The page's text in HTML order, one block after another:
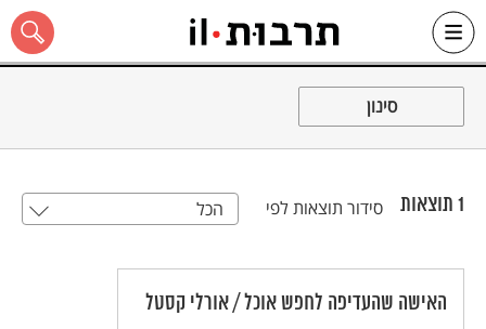
Skip
כל האתר
סינון
1 תוצאות סידור תוצאות לפי הכל
האישה שהעדיפה לחפש אוכל / אורלי קסטל